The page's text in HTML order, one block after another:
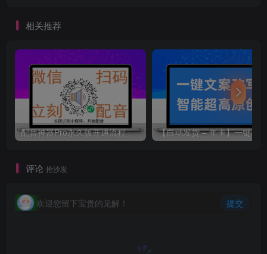
相关推荐
配音神器Pro永久版开通流程
评论 抢沙发
欢迎您留下宝贵的见解！ 提交